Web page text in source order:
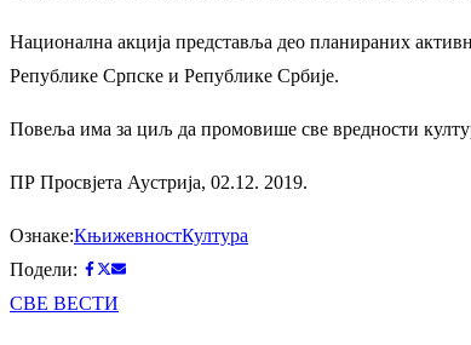
Национална акција представља део планираних
Републике Српске и Републике Србије.
Повеља има за циљ да промовише све вредности
ПР Просвјета Аустрија, 02.12. 2019.
Ознаке:КњижевностКултура
Подели:
СВЕ ВЕСТИ